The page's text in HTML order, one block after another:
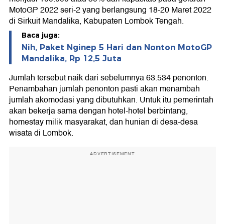
MotoGP 2022 seri-2 yang berlangsung 18-20 Maret 2022
di Sirkuit Mandalika, Kabupaten Lombok Tengah.
Baca juga:
Nih, Paket Nginep 5 Hari dan Nonton MotoGP
Mandalika, Rp 12,5 Juta
Jumlah tersebut naik dari sebelumnya 63.534 penonton.
Penambahan jumlah penonton pasti akan menambah
jumlah akomodasi yang dibutuhkan. Untuk itu pemerintah
akan bekerja sama dengan hotel-hotel berbintang,
homestay milik masyarakat, dan hunian di desa-desa
wisata di Lombok.
ADVERTISEMENT